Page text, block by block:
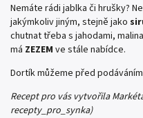
Nemáte rádi jablka či hrušky?
jakýmkoliv jiným, stejně jako
chutnat třeba s jahodami,
má ZEZEM ve stále nabídce.
Dortík můžeme před
Recept pro vás vytvořila
recepty_pro_synka)